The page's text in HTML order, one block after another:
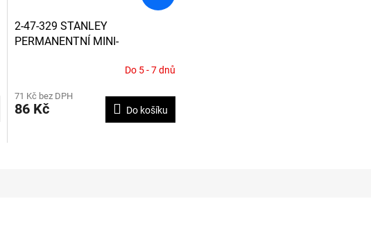
2-47-329 STANLEY
PERMANENTNÍ MINI-
HROT - RŮZNÉ BARVY 4KSDo 5 - 7 dnů
71 Kč bez DPH
86 Kč Do košíku